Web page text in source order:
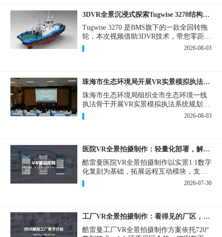
3DVR全景沉浸式探索Tugwise 3270结构一览
Tugwise 3270 是BMS旗下的一款全回转拖
轮，本次视频借助3DVR技术，带您零距离
透视这艘拖轮的内外构造，沉浸式探索每
一处细节。
2026-08-03
珠海市生态环境局开展VR实景模拟执法专题培训
珠海市生态环境局组织全市生态环境一线
执法骨干开展VR实景模拟执法系统规划建
设和教学培训，持续推进科技赋能生态环
境执法，夯实队伍办案“基本功”。
2026-08-03
医院VR全景拍摄制作：轻量化部署，解决医患真实痛点
酷雷曼医院VR全景拍摄制作以实景1:1数字
化复刻为基础，拓展远程互动模块，支持
定制，轻量化搭建部署，可挂载在公众
号、官网等线上平台。
2026-07-30
工厂VR全景拍摄制作：看得见的厂区，省下来的成本
酷雷曼工厂VR全景拍摄制作方案依托720°